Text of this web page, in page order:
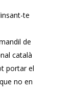
te
de
català
portar el
no en